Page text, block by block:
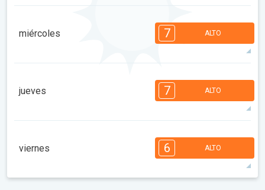
1
14:00
4
13 h 06:59 a.m. 09:15 p.m. 93°máx.
miércoles 7 ALTO
08:00 14:00
4
13 h 07:00 a.m. 09:13 p.m. 99°máx.
jueves 7 ALTO
14:00
4
14 h 07:02 a.m. 09:12 p.m. 102°máx.
viernes 6 ALTO